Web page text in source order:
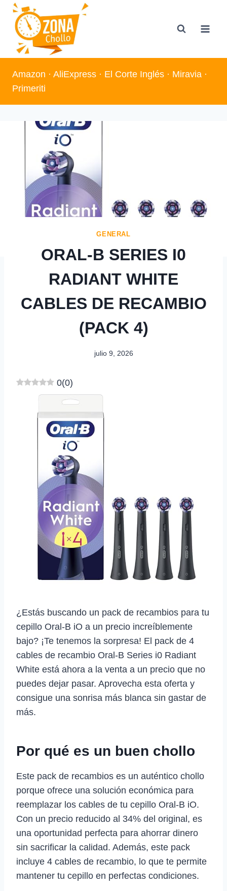
Saltar
contenido
Amazon · AliExpress · El Corte Inglés · Miravia ·
Primeriti
GENERAL
ORAL-B SERIES I0
RADIANT WHITE
CABLES DE RECAMBIO
(PACK 4)
julio 9, 2026
0(0)
¿Estás buscando un pack de recambios para tu
cepillo Oral-B iO a un precio increíblemente
bajo? ¡Te tenemos la sorpresa! El pack de 4
cables de recambio Oral-B Series i0 Radiant
White está ahora a la venta a un precio que no
puedes dejar pasar. Aprovecha esta oferta y
consigue una sonrisa más blanca sin gastar de
más.
Por qué es un buen chollo
Este pack de recambios es un auténtico chollo
porque ofrece una solución económica para
reemplazar los cables de tu cepillo Oral-B iO.
Con un precio reducido al 34% del original, es
una oportunidad perfecta para ahorrar dinero
sin sacrificar la calidad. Además, este pack
incluye 4 cables de recambio, lo que te permite
mantener tu cepillo en perfectas condiciones.